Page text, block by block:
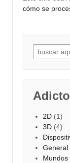
cómo se
Buscar
2D (1)
3D (4)
General
Mundos